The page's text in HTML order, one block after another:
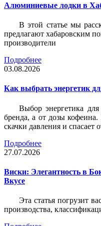
Алюминиевые лодки в
В этой статье мы
предлагают хабаровским
производители
Подробнее
03.08.2026
Как выбрать энергетик
Выбор энергетика
бренда, а от дозы
скачки давления и спасает
Подробнее
27.07.2026
Виски: Элегантность в
Вкусе
Эта статья погрузит
производства,